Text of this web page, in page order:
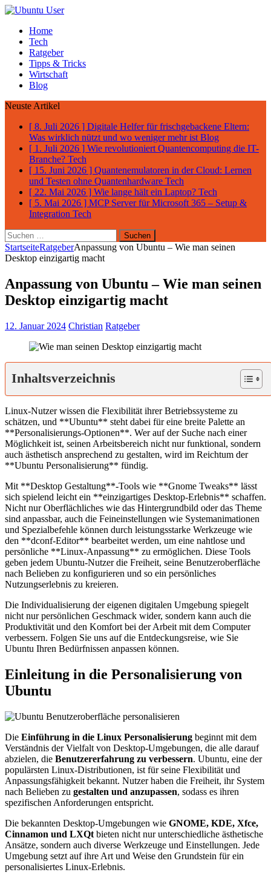
Home
Tech
Ratgeber
Tipps & Tricks
Wirtschaft
Blog
Neuste Artikel
[ 8. Juli 2026 ] Digitale Helfer für frischgebackene Eltern:
Was wirklich nützt und wo weniger mehr ist Blog
[ 1. Juli 2026 ] Wie revolutioniert Quantencomputing die IT-
Branche? Tech
[ 15. Juni 2026 ] Quantenemulatoren in der Cloud: Lernen
und Testen ohne Quantenhardware Tech
[ 22. Mai 2026 ] Wie lange hält ein Laptop? Tech
[ 5. Mai 2026 ] MCP Server für Microsoft 365 – Setup &
Integration Tech
Suchen
nach:
StartseiteRatgeberAnpassung von Ubuntu – Wie man seinen
Desktop einzigartig macht
Anpassung von Ubuntu – Wie man seinen
Desktop einzigartig macht
12. Januar 2024 Christian Ratgeber
Inhaltsverzeichnis
Linux-Nutzer wissen die Flexibilität ihrer Betriebssysteme zu
schätzen, und **Ubuntu** steht dabei für eine breite Palette an
**Personalisierungs-Optionen**. Wer auf der Suche nach einer
Möglichkeit ist, seinen Arbeitsbereich nicht nur funktional, sondern
auch ästhetisch ansprechend zu gestalten, wird im Reichtum der
**Ubuntu Personalisierung** fündig.
Mit **Desktop Gestaltung**-Tools wie **Gnome Tweaks** lässt
sich spielend leicht ein **einzigartiges Desktop-Erlebnis** schaffen.
Nicht nur Oberflächliches wie das Hintergrundbild oder das Theme
sind anpassbar, auch die Feineinstellungen wie Systemanimationen
und Spezialbefehle können durch leistungsstarke Werkzeuge wie
den **dconf-Editor** bearbeitet werden, um eine nahtlose und
persönliche **Linux-Anpassung** zu ermöglichen. Diese Tools
geben jedem Ubuntu-Nutzer die Freiheit, seine Benutzeroberfläche
nach Belieben zu konfigurieren und so ein persönliches
Nutzungserlebnis zu kreieren.
Die Individualisierung der eigenen digitalen Umgebung spiegelt
nicht nur persönlichen Geschmack wider, sondern kann auch die
Produktivität und den Komfort bei der Arbeit mit dem Computer
verbessern. Folgen Sie uns auf die Entdeckungsreise, wie Sie
Ubuntu Ihren Bedürfnissen anpassen können.
Einleitung in die Personalisierung von
Ubuntu
Die Einführung in die Linux Personalisierung beginnt mit dem
Verständnis der Vielfalt von Desktop-Umgebungen, die alle darauf
abzielen, die Benutzererfahrung zu verbessern. Ubuntu, eine der
populärsten Linux-Distributionen, ist für seine Flexibilität und
Anpassungsfähigkeit bekannt. Nutzer haben die Freiheit, ihr System
nach Belieben zu gestalten und anzupassen, sodass es ihren
spezifischen Anforderungen entspricht.
Die bekannten Desktop-Umgebungen wie GNOME, KDE, Xfce,
Cinnamon und LXQt bieten nicht nur unterschiedliche ästhetische
Ansätze, sondern auch diverse Werkzeuge und Einstellungen. Jede
Umgebung setzt auf ihre Art und Weise den Grundstein für ein
personalisiertes Linux-Erlebnis.